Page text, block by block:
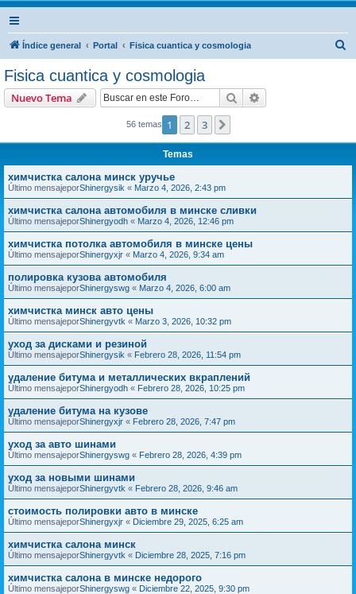
Índice general Portal Fisica cuantica y cosmologia
Fisica cuantica y cosmologia
Nuevo Tema Buscar
56 temas 1 2 3
Temas
химчистка салона минск уручье
Último mensajeporShinergysik « Marzo 4, 2026, 2:43 pm
химчистка салона автомобиля в минске сливки
Último mensajeporShinergyodh « Marzo 4, 2026, 12:46 pm
химчистка потолка автомобиля в минске цены
Último mensajeporShinergyxjr « Marzo 4, 2026, 9:34 am
полировка кузова автомобиля
Último mensajeporShinergyswg « Marzo 4, 2026, 6:00 am
химчистка минск авто цены
Último mensajeporShinergyvtk « Marzo 3, 2026, 10:32 pm
уход за дисками и резиной
Último mensajeporShinergysik « Febrero 28, 2026, 11:54 pm
удаление битума и металлических вкраплений
Último mensajeporShinergyodh « Febrero 28, 2026, 10:25 pm
удаление битума на кузове
Último mensajeporShinergyxjr « Febrero 28, 2026, 7:47 pm
уход за авто шинами
Último mensajeporShinergyswg « Febrero 28, 2026, 4:39 pm
уход за новыми шинами
Último mensajeporShinergyvtk « Febrero 28, 2026, 9:46 am
стоимость полировки авто в минске
Último mensajeporShinergyxjr « Diciembre 29, 2025, 6:25 am
химчистка салона минск
Último mensajeporShinergyvtk « Diciembre 28, 2025, 7:16 pm
химчистка салона в минске недорого
Último mensajeporShinergyswg « Diciembre 22, 2025, 9:30 pm